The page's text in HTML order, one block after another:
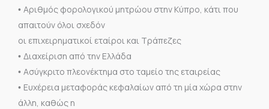
• Αριθμός φορολογικού μητρώου στην Κύπρο, κάτι που
απαιτούν όλοι σχεδόν
οι επιχειρηματικοί εταίροι και Τράπεζες
• Διαχείριση από την Ελλάδα
• Ασύγκριτο πλεονέκτημα στο ταμείο της εταιρείας
• Ευχέρεια μεταφοράς κεφαλαίων από τη μία χώρα στην
άλλη, καθώς η